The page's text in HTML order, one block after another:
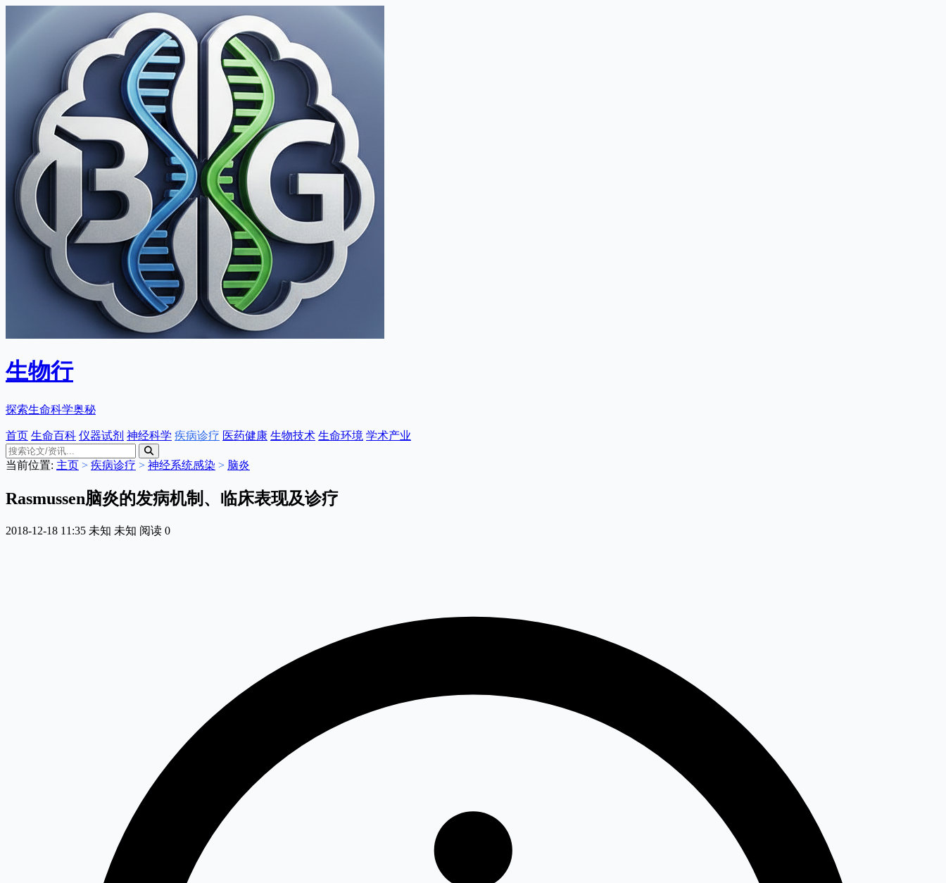
生物行
探索生命科学奥秘
首页 生命百科 仪器试剂 神经科学 疾病诊疗 医药健康 生物技术 生命环境 学术产业
当前位置: 主页 > 疾病诊疗 > 神经系统感染 > 脑炎
Rasmussen脑炎的发病机制、临床表现及诊疗
2018-12-18 11:35 未知 未知 阅读 0